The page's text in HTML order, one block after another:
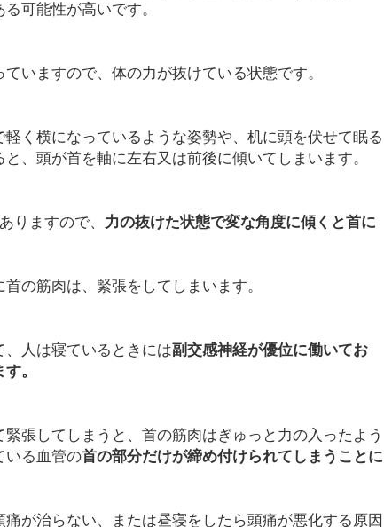
可能性が高いです。
いますので、体の力が抜けている状態です。
く横になっているような姿勢や、机に頭を伏せて眠る
、頭が首を軸に左右又は前後に傾いてしまいます。
りますので、 力の抜けた状態で変な角度に傾くと首に
の筋肉は、緊張をしてしまいます。
、人は寝ているときには副交感神経が優位に働いてお
。
張してしまうと、首の筋肉はぎゅっと力の入ったよう
いる血管の首の部分だけが締め付けられてしまうことに
痛が治らない、または昼寝をしたら頭痛が悪化する原因